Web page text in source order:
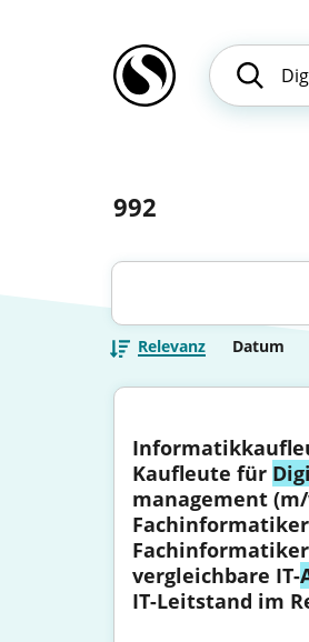
992
Relevanz Datum
Kaufleute für
management
vergleichbare IT-
IT-Leitstand im